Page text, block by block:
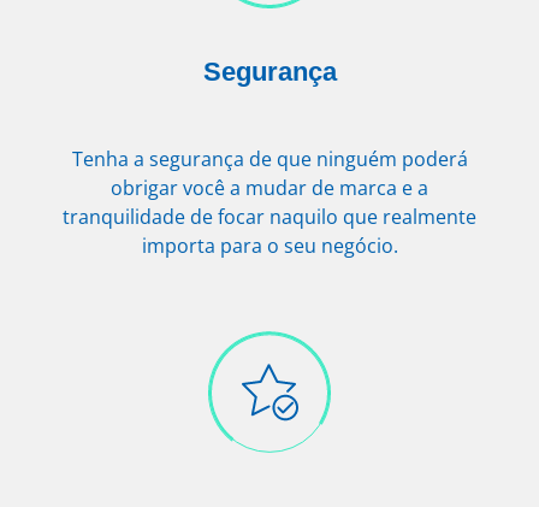
Segurança
Tenha a segurança de que ninguém poderá
obrigar você a mudar de marca e a
tranquilidade de focar naquilo que realmente
importa para o seu negócio.